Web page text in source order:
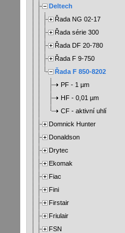
Deltech
Řada NG 02-17
Řada série 300
Řada DF 20-780
Řada F 9-750
Řada F 850-8202
PF - 1 µm
HF - 0,01 µm
CF - aktivní uhlí
Domnick Hunter
Donaldson
Drytec
Ekomak
Fiac
Fini
Firstair
Friulair
FSN